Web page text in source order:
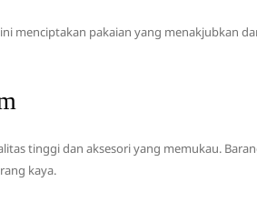
menciptakan pakaian yang menakjubkan
tinggi dan aksesori yang memukau.
kaya.